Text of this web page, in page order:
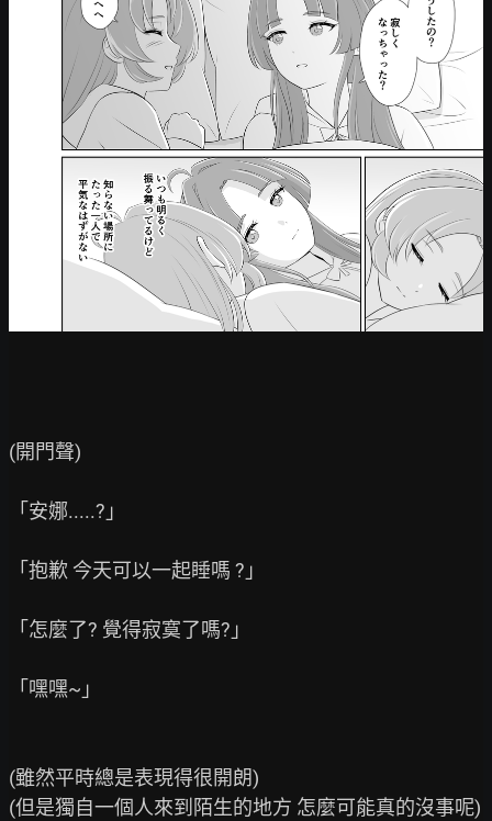
(開門聲)
「安娜.....?」
「抱歉 今天可以一起睡嗎 ?」
「怎麼了? 覺得寂寞了嗎?」
「嘿嘿~」
(雖然平時總是表現得很開朗)
(但是獨自一個人來到陌生的地方 怎麼可能真的沒事呢)